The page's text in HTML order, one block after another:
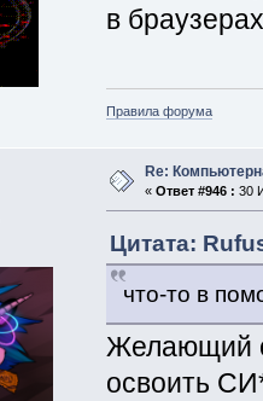
в
Правила форума
Re:
« Ответ #946 : 30
Цитата:
что-то в
Желающий
освоить